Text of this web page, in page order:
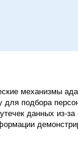
механизмы
подбора
данных из-за